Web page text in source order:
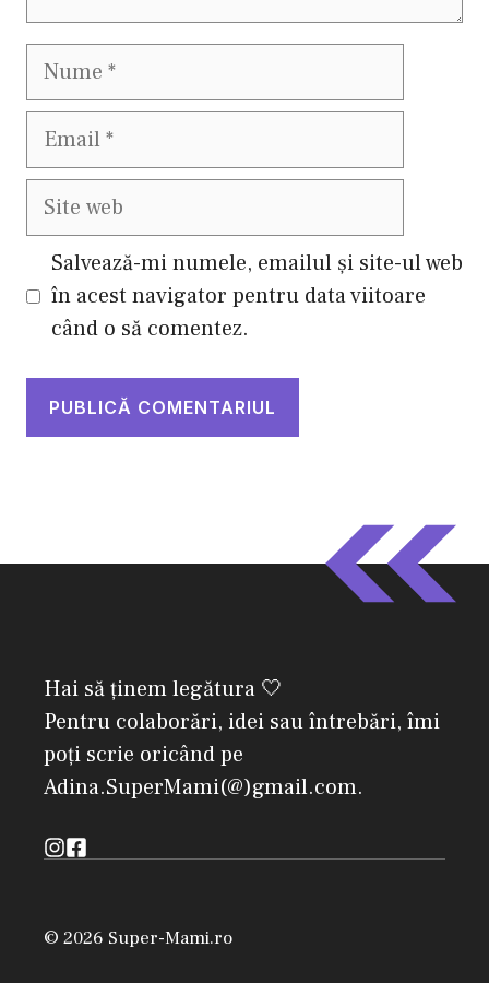
Nume
Email
Site
Salvează-mi numele, emailul și site-ul web
în acest navigator pentru data viitoare
când o să comentez.
Hai să ținem legătura 🤍
Pentru colaborări, idei sau întrebări, îmi
poți scrie oricând pe
Adina.SuperMami(@)gmail.com.
© 2026 Super-Mami.ro